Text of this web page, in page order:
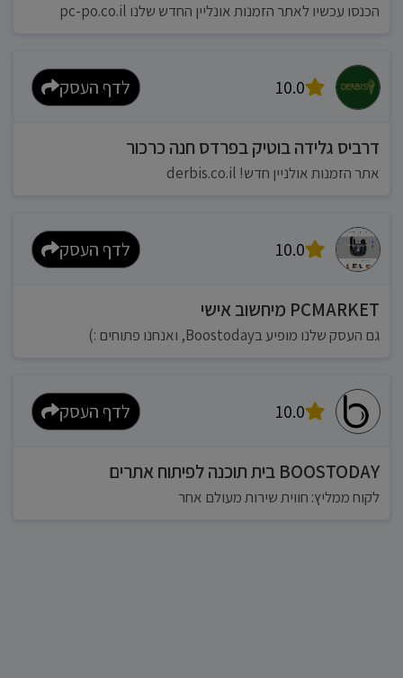
הכנסו עכשיו לאתר הזמנות אונליין החדש שלנו pc-po.co.il
10.0 לדף העסק
דרביס גלידה בוטיק בפרדס חנה כרכור
אתר הזמנות אולניין חדש! derbis.co.il
10.0 לדף העסק
PCMARKET מיחשוב אישי
גם העסק שלנו מופיע בBoostoday, ואנחנו פתוחים :)
10.0 לדף העסק
BOOSTODAY בית תוכנה לפיתוח אתרים
לקוח ממליץ: חווית שירות מעולם אחר